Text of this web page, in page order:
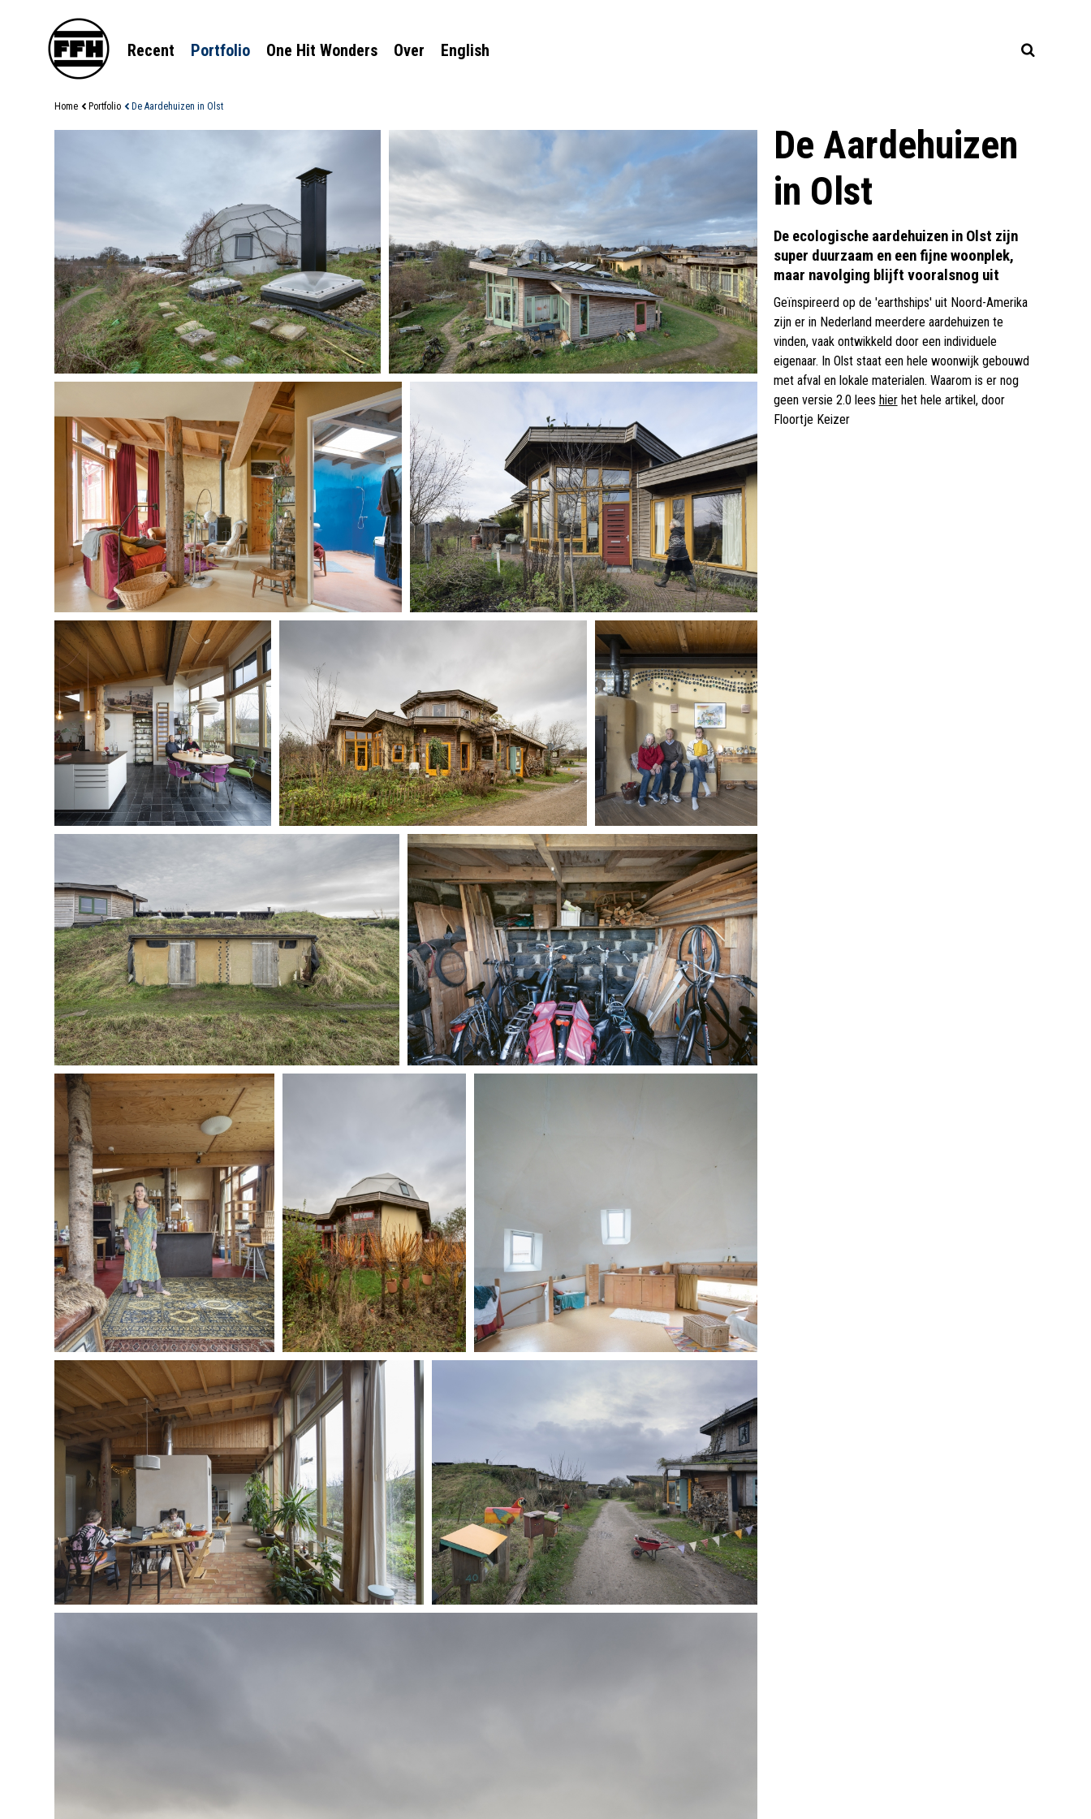
Recent Portfolio One Hit Wonders Over English
Home Portfolio De Aardehuizen in Olst
De Aardehuizen
in Olst
De ecologische aardehuizen in Olst zijn
super duurzaam en een fijne woonplek,
maar navolging blijft vooralsnog uit
Geïnspireerd op de 'earthships' uit Noord-Amerika
zijn er in Nederland meerdere aardehuizen te
vinden, vaak ontwikkeld door een individuele
eigenaar. In Olst staat een hele woonwijk gebouwd
met afval en lokale materialen. Waarom is er nog
geen versie 2.0 lees hierhet hele artikel, door
Floortje Keizer